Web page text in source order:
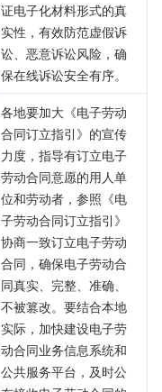
证电子化材料形式的真
实性，有效防范虚假诉
讼、恶意诉讼风险，确
保在线诉讼安全有序。
各地要加大《电子劳动
合同订立指引》的宣传
力度，指导有订立电子
劳动合同意愿的用人单
位和劳动者，参照《电
子劳动合同订立指引》
协商一致订立电子劳动
合同，确保电子劳动合
同真实、完整、准确、
不被篡改。要结合本地
实际，加快建设电子劳
动合同业务信息系统和
公共服务平台，及时公